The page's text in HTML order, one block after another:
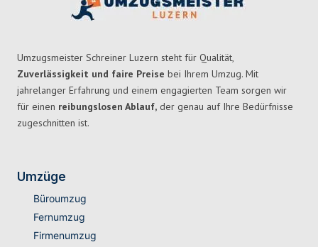
Umzugsmeister Schreiner Luzern steht für Qualität,
Zuverlässigkeit und faire Preise bei Ihrem Umzug. Mit
jahrelanger Erfahrung und einem engagierten Team sorgen wir
für einen reibungslosen Ablauf, der genau auf Ihre Bedürfnisse
zugeschnitten ist.
Umzüge
Büroumzug
Fernumzug
Firmenumzug